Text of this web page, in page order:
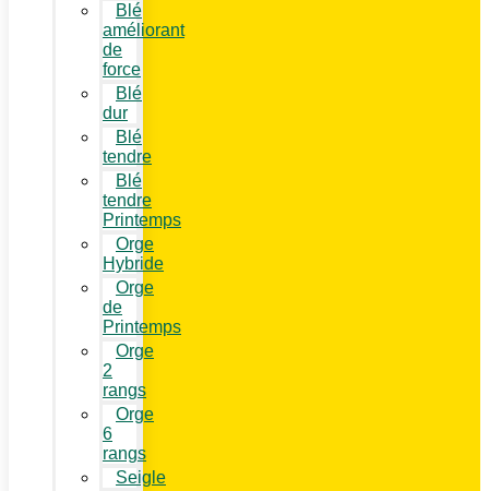
Blé
améliorant
de
force
Blé
dur
Blé
tendre
Blé
tendre
Printemps
Orge
Hybride
Orge
de
Printemps
Orge
2
rangs
Orge
6
rangs
Seigle